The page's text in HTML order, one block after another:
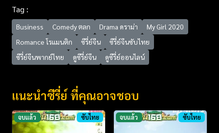
Tag :
Business Comedy ตลก Drama ดราม่า
My Girl 2020
Romance โรแมนติก
ซีรี่ย์จีน
ซีรี่ย์จีนซับไทย
ซีรี่ย์จีนพากย์ไทย
ดูซีรี่ย์จีน ดูซีรี่ย์ออนไลน์
แนะนำซีรี่ย์ ที่คุณอาจชอบ
จบแล้ว ซับไทย จบแล้ว ซับไทย